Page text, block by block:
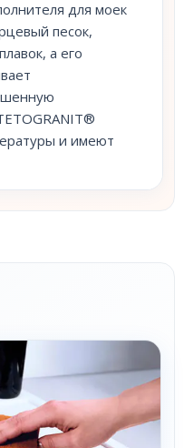
для моек
песок,
а его
и имеют